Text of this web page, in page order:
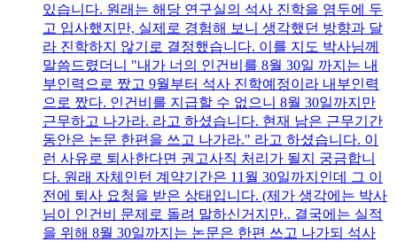
있습니다. 원래는 해당 연구실의 석사 진학을 염두에 두
고 입사했지만, 실제로 경험해 보니 생각했던 방향과 달
라 진학하지 않기로 결정했습니다. 이를 지도 박사님께
말씀드렸더니 "내가 너의 인건비를 8월 30일 까지는 내
부인력으로 짰고 9월부터 석사 진학예정이라 내부인력
으로 짰다. 인건비를 지급할 수 없으니 8월 30일까지만
근무하고 나가라. 라고 하셨습니다. 현재 남은 근무기간
동안은 논문 한편을 쓰고 나가라." 라고 하셨습니다. 이
런 사유로 퇴사한다면 권고사직 처리가 될지 궁금합니
다. 원래 자체인턴 계약기간은 11월 30일까지인데 그 이
전에 퇴사 요청을 받은 상태입니다. (제가 생각에는 박사
님이 인건비 문제로 돌려 말하신거지만.. 결국에는 실적
을 위해 8월 30일까지는 논문은 한편 쓰고 나가되 석사